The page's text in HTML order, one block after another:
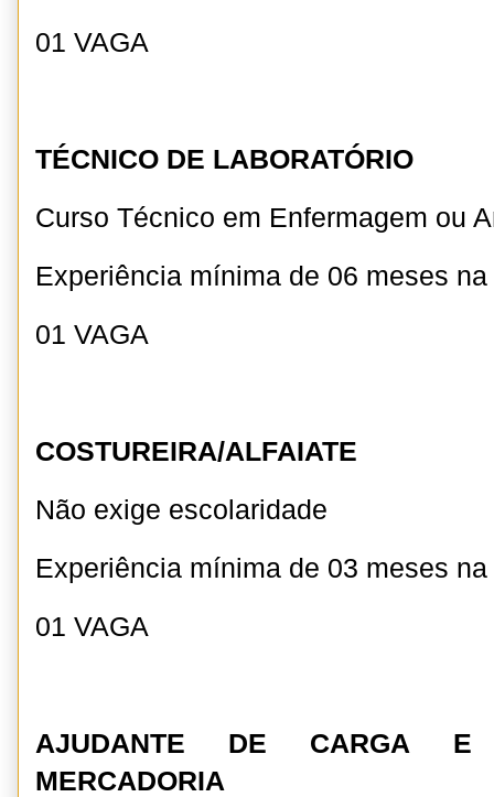
01 VAGA
TÉCNICO DE LABORATÓRIO
Curso Técnico em Enfermagem ou
Experiência mínima de 06 meses na
01 VAGA
COSTUREIRA/ALFAIATE
Não exige escolaridade
Experiência mínima de 03 meses na
01 VAGA
AJUDANTE DE CARGA E
MERCADORIA